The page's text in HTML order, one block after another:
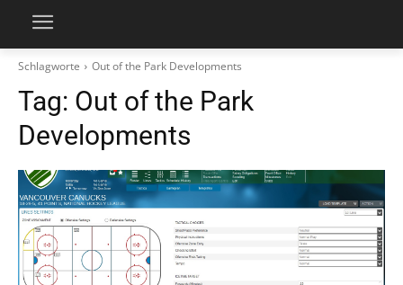
Schlagworte Out of the Park Developments
Tag: Out of the Park
Developments